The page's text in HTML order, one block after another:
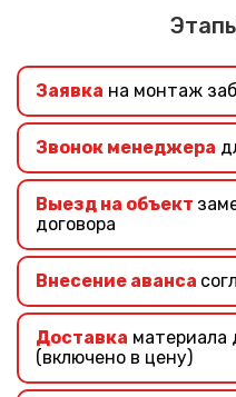
учитывая ваши
Заявка на монтаж
Звонок менеджера
Выезд на объект
договора
Внесение аванса
Доставка материала
(включено в цену)